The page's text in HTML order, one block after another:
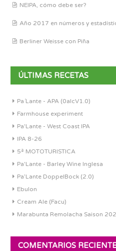
NEIPA, cómo debe ser?
Año 2017 en números y
Berliner Weisse con Piña
ÚLTIMAS RECETAS
Pa´Lante - APA (0alcV1.0)
Farmhouse experiment
Pa'Lante - West Coast IPA
IPA 8-26
5ª MOTOTURISTICA
Pa'Lante - Barley Wine Inglesa
Pa’Lante DoppelBock (2.0)
Ebulon
Cream Ale (Facu)
Marabunta Remolacha Saison
COMENTARIOS